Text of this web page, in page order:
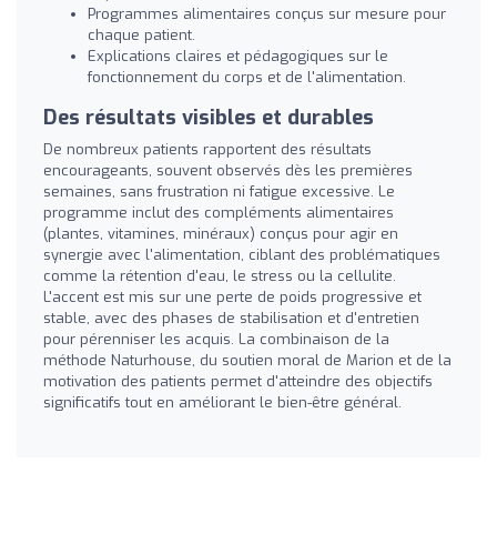
Programmes alimentaires conçus sur mesure pour
chaque patient.
Explications claires et pédagogiques sur le
fonctionnement du corps et de l'alimentation.
Des résultats visibles et durables
De nombreux patients rapportent des résultats
encourageants, souvent observés dès les premières
semaines, sans frustration ni fatigue excessive. Le
programme inclut des compléments alimentaires
(plantes, vitamines, minéraux) conçus pour agir en
synergie avec l'alimentation, ciblant des problématiques
comme la rétention d'eau, le stress ou la cellulite.
L'accent est mis sur une perte de poids progressive et
stable, avec des phases de stabilisation et d'entretien
pour pérenniser les acquis. La combinaison de la
méthode Naturhouse, du soutien moral de Marion et de la
motivation des patients permet d'atteindre des objectifs
significatifs tout en améliorant le bien-être général.